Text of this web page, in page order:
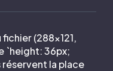
(288×121,
`height: 36px;
la place